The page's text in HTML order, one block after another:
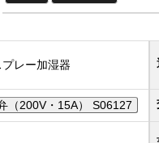
レー加湿器
（200V・15A） S06127